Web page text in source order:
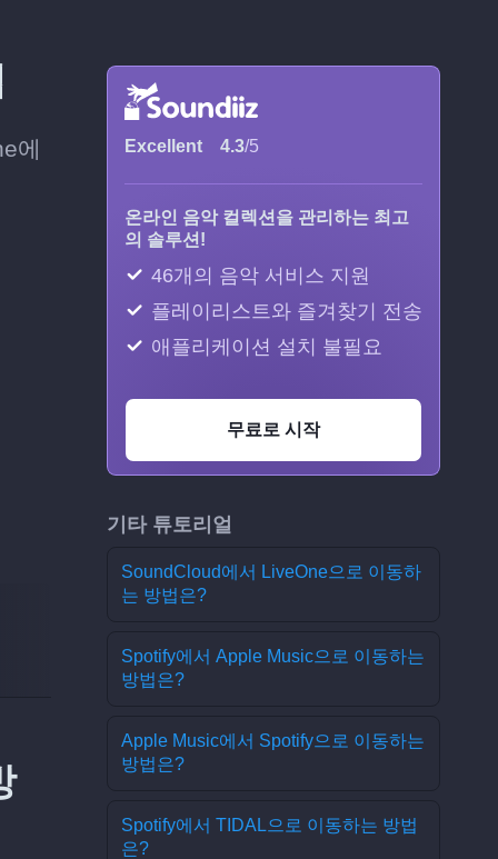
에 Excellent 4.3/5
온라인 음악 컬렉션을 관리하는 최고
의 솔루션!
46개의 음악 서비스 지원
플레이리스트와 즐겨찾기 전송
애플리케이션 설치 불필요
무료로 시작
기타 튜토리얼
SoundCloud에서 LiveOne으로 이동하
는 방법은?
Spotify에서 Apple Music으로 이동하는
방법은?
Apple Music에서 Spotify으로 이동하는
방법은?
Spotify에서 TIDAL으로 이동하는 방법
은?